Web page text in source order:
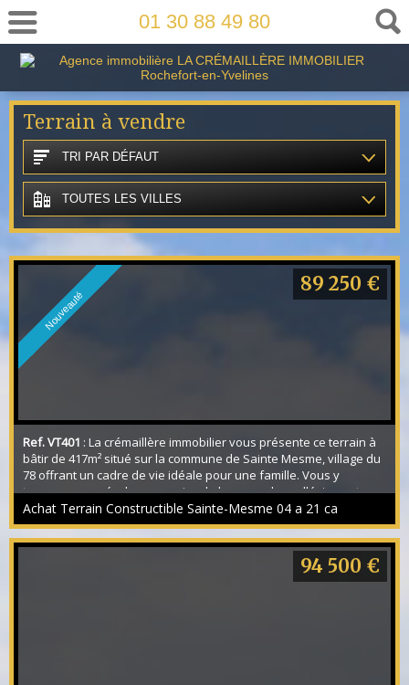
01 30 88 49 80
Terrain à vendre
TRI PAR DÉFAUT
TOUTES LES VILLES
Nouveauté
Ref. VT401 : La crémaillère immobilier vous présente ce terrain à
bâtir de 417m² situé sur la commune de Sainte Mesme, village du
78 offrant un cadre de vie idéale pour une famille. Vous y
trouverez une école, un service de bus pour les collégiens et
lycéens, une épicerie/bar, un accès forêt, la proximité de
Dourdan à 5min en voitures. Le terrain possède une façade de
13m, une longueur de 30m², le te...
Achat Terrain Constructible Sainte-Mesme 04 a 21 ca
89 250 €
94 500 €